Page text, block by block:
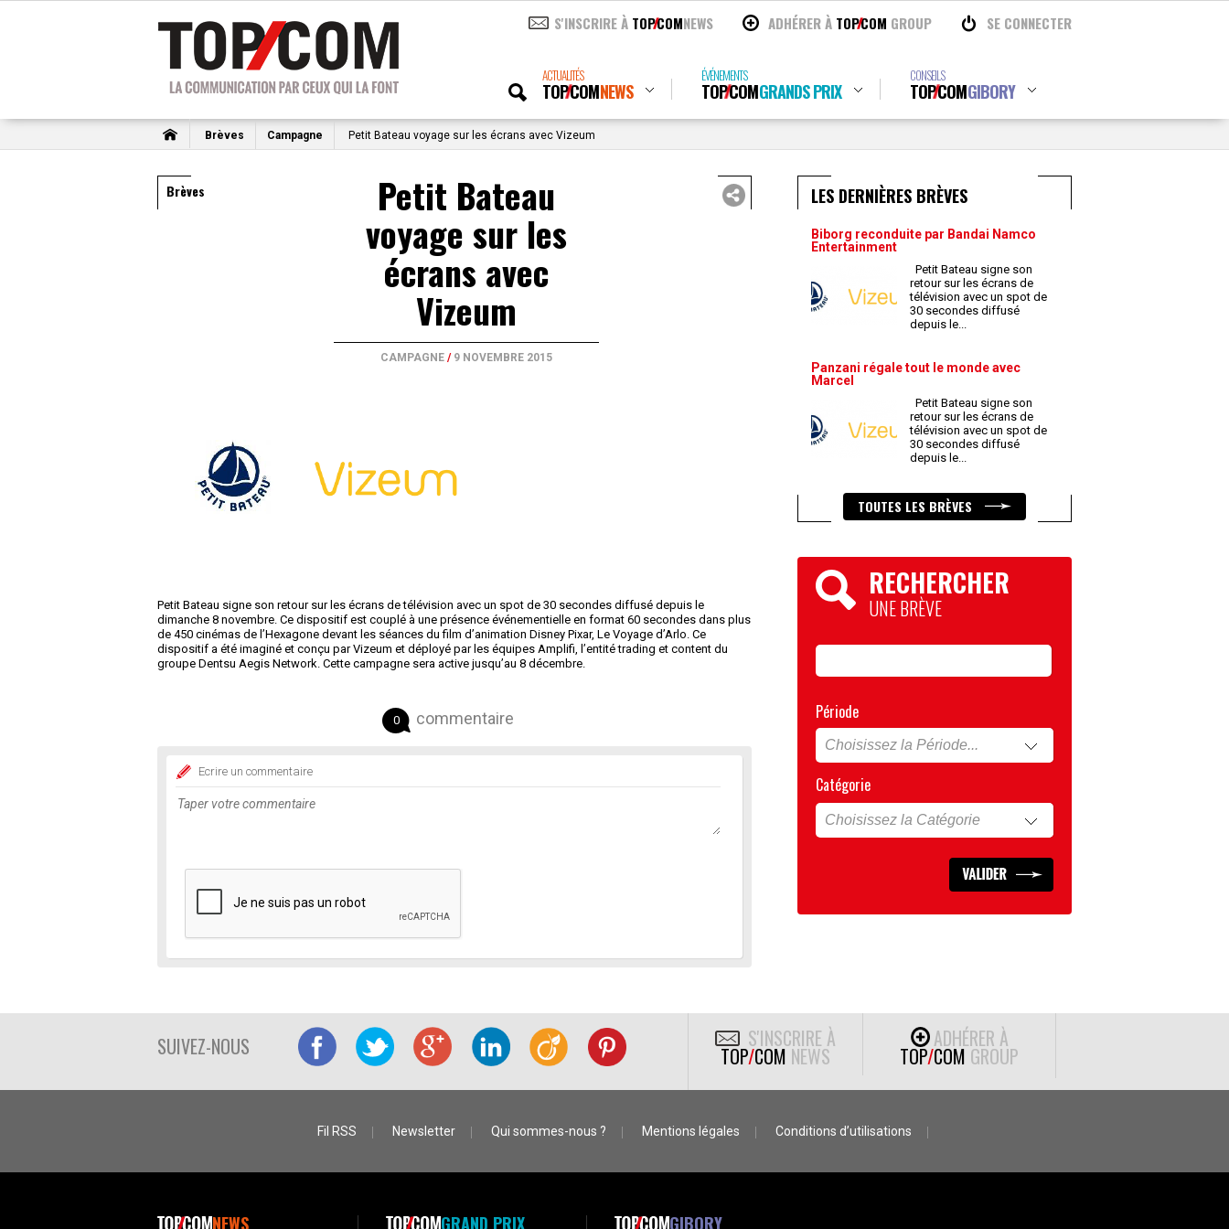
S'INSCRIRE À TOPCOMNEWS ADHÉRER À TOPCOM GROUP SE CONNECTER
ACTUALITÉS
TOPCOMNEWS
ÉVÉNEMENTS
TOPCOMGRANDS PRIX
CONSEILS
TOPCOMGIBORY
Brèves Campagne Petit Bateau voyage sur les écrans avec Vizeum
Brèves Petit Bateau
voyage sur les
écrans avec
Vizeum
CAMPAGNE / 9 NOVEMBRE 2015
Petit Bateau signe son retour sur les écrans de télévision avec un spot de 30 secondes diffusé depuis le
dimanche 8 novembre. Ce dispositif est couplé à une présence événementielle en format 60 secondes dans plus
de 450 cinémas de l’Hexagone devant les séances du film d’animation Disney Pixar, Le Voyage d’Arlo. Ce
dispositif a été imaginé et conçu par Vizeum et déployé par les équipes Amplifi, l’entité trading et content du
groupe Dentsu Aegis Network. Cette campagne sera active jusqu’au 8 décembre.
0 commentaire
Ecrire un commentaire
LES DERNIÈRES BRÈVES
Biborg reconduite par Bandai Namco
Entertainment
Petit Bateau signe son
retour sur les écrans de
télévision avec un spot de
30 secondes diffusé
depuis le...
Panzani régale tout le monde avec
Marcel
Petit Bateau signe son
retour sur les écrans de
télévision avec un spot de
30 secondes diffusé
depuis le...
TOUTES LES BRÈVES
RECHERCHER
UNE BRÈVE
Période
Catégorie
SUIVEZ-NOUS S'INSCRIRE À
TOP/COM NEWS
ADHÉRER À
TOP/COM GROUP
Fil RSS Newsletter Qui sommes-nous ? Mentions légales Conditions d’utilisations
NEWS GRAND PRIX GIBORY